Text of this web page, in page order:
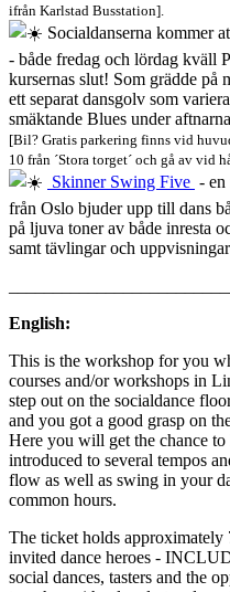
ifrån Karlstad Busstation].
Socialdanserna kommer
- både fredag och lördag kväll
kursernas slut! Som grädde på
ett separat dansgolv som
smäktande Blues under
[Bil? Gratis parkering finns vid
10 från ´Stora torget´ och gå av vid
Skinner Swing Five - en
från Oslo bjuder upp till dans
på ljuva toner av både inresta
samt tävlingar och
English:
This is the workshop for you
courses and/or workshops in
step out on the socialdance
and you got a good grasp on
Here you will get the chance
introduced to several tempos
flow as well as swing in your
common hours.
The ticket holds approximately
invited dance heroes -
social dances, tasters and the